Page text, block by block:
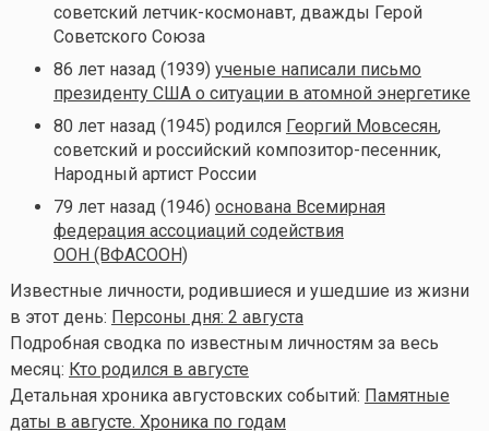
советский летчик-космонавт, дважды Герой
Советского Союза
86 лет назад (1939) ученые написали письмо
президенту США о ситуации в атомной энергетике
80 лет назад (1945) родился Георгий Мовсесян,
советский и российский композитор-песенник,
Народный артист России
79 лет назад (1946) основана Всемирная
федерация ассоциаций содействия
ООН (ВФАСООН)
Известные личности, родившиеся и ушедшие из жизни
в этот день: Персоны дня: 2 августа
Подробная сводка по известным личностям за весь
месяц: Кто родился в августе
Детальная хроника августовских событий: Памятные
даты в августе. Хроника по годам